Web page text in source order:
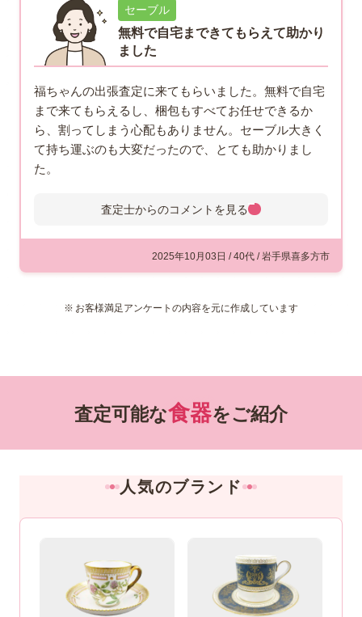
セーブル
無料で自宅まできてもらえて助かり
ました
福ちゃんの出張査定に来てもらいました。無料で自宅
まで来てもらえるし、梱包もすべてお任せできるか
ら、割ってしまう心配もありません。セーブル大きく
て持ち運ぶのも大変だったので、とても助かりまし
た。
査定士からのコメント
セーブル「王者の青」シリーズの
カップ＆ソーサーをお買取しまし
が、購入時の箱やリーフレットな
査定士からのコメントを 見る
2025年10月03日 / 40代 / 岩手県喜多方市
お客様満足アンケートの内容を元に作成しています
査定可能な食器をご紹介
人気のブランド